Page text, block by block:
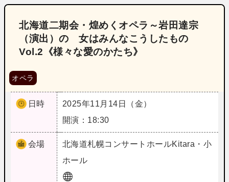
北海道二期会・煌めくオペラ～岩田達宗
（演出）の 女はみんなこうしたもの
Vol.2《様々な愛のかたち》
オペラ
日時
2025年11月14日（金）
開演：18:30
会場 北海道札幌コンサートホールKitara・小
ホール